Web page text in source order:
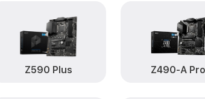
Z590 Plus Z490-A Pro